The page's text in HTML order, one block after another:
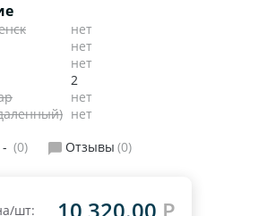
нет
нет
нет
2
нет
нет
- (0) Отзывы (0)
шт: